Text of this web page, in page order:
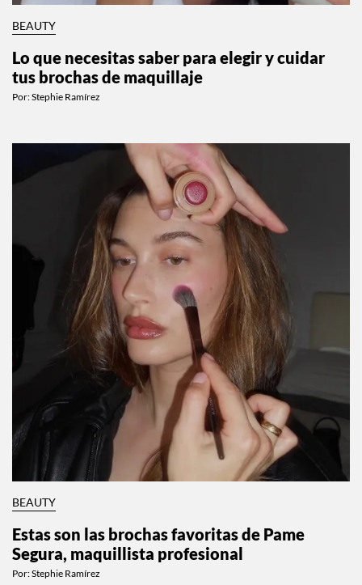
BEAUTY
Lo que necesitas saber para elegir y cuidar
tus brochas de maquillaje
Por:Stephie Ramírez
BEAUTY
Estas son las brochas favoritas de Pame
Segura, maquillista profesional
Por:Stephie Ramírez